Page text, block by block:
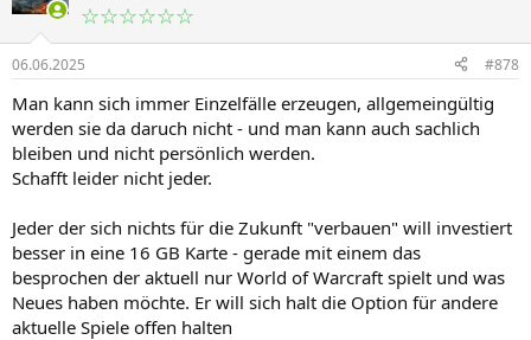
☆☆☆☆☆☆
06.06.2025 #878
Man kann sich immer Einzelfälle erzeugen, allgemeingültig
werden sie da daruch nicht - und man kann auch sachlich
bleiben und nicht persönlich werden.
Schafft leider nicht jeder.
Jeder der sich nichts für die Zukunft "verbauen" will investiert
besser in eine 16 GB Karte - gerade mit einem das
besprochen der aktuell nur World of Warcraft spielt und was
Neues haben möchte. Er will sich halt die Option für andere
aktuelle Spiele offen halten